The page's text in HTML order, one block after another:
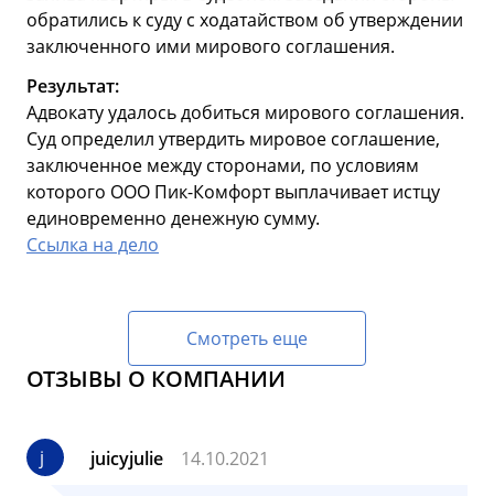
обратились к суду с ходатайством об утверждении
заключенного ими мирового соглашения.
Результат:
Адвокату удалось добиться мирового соглашения.
Суд определил утвердить мировое соглашение,
заключенное между сторонами, по условиям
которого ООО Пик-Комфорт выплачивает истцу
единовременно денежную сумму.
Ссылка на дело
Смотреть еще
ОТЗЫВЫ О КОМПАНИИ
j juicyjulie 14.10.2021